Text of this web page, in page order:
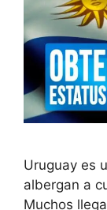
Uruguay es
albergan a
Muchos